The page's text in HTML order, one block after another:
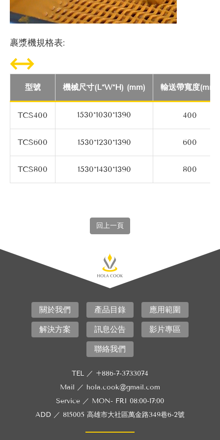
裹漿機規格表:
型號 機械尺寸(L*W*H) (mm) 輸送帶寬度(mm)
TCS400 1530*1030*1390 400
TCS600 1530*1230*1390 600
TCS800 1530*1430*1390 800
回上一頁
關於我們 產品目錄 應用範圍
解決方案 訊息公告 影片專區
聯絡我們
TEL ／ +886-7-3733074
Mail ／ hola.cook@gmail.com
Service ／ MON- FRI 08:00-17:00
ADD ／ 815005 高雄市大社區萬金路349巷6-2號